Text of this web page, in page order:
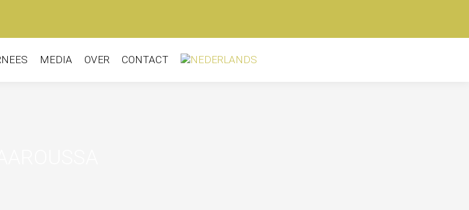
MEDIA OVER CONTACT